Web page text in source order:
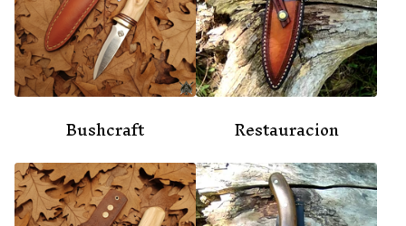
Bushcraft Restauracion